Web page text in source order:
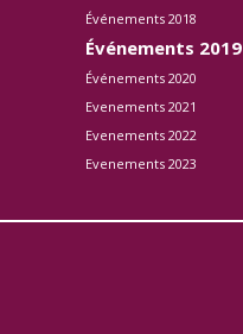
Événements 2018
Événements 2019
Événements 2020
Evenements 2021
Evenements 2022
Evenements 2023